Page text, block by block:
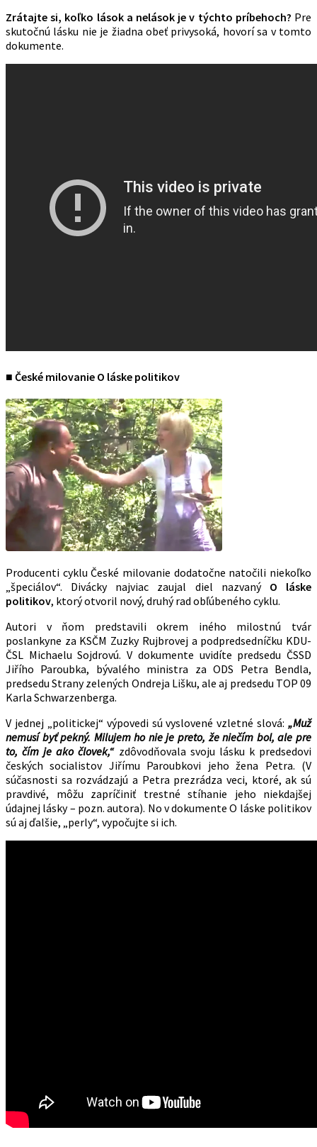
Zrátajte si, koľko lások a nelások je v týchto príbehoch? Pre
skutočnú lásku nie je žiadna obeť privysoká, hovorí sa v tomto
dokumente.
■ České milovanie O láske politikov
Producenti cyklu České milovanie dodatočne natočili niekoľko
„špeciálov“. Divácky najviac zaujal diel nazvaný O láske
politikov, ktorý otvoril nový, druhý rad obľúbeného cyklu.
Autori v ňom predstavili okrem iného milostnú tvár
poslankyne za KSČM Zuzky Rujbrovej a podpredsedníčku KDU-
ČSL Michaelu Sojdrovú. V dokumente uvidíte predsedu ČSSD
Jiřího Paroubka, bývalého ministra za ODS Petra Bendla,
predsedu Strany zelených Ondreja Lišku, ale aj predsedu TOP 09
Karla Schwarzenberga.
V jednej „politickej“ výpovedi sú vyslovené vzletné slová: „Muž
nemusí byť pekný. Milujem ho nie je preto, že niečím bol, ale pre
to, čím je ako človek,“ zdôvodňovala svoju lásku k predsedovi
českých socialistov Jiřímu Paroubkovi jeho žena Petra. (V
súčasnosti sa rozvádzajú a Petra prezrádza veci, ktoré, ak sú
pravdivé, môžu zapríčiniť trestné stíhanie jeho niekdajšej
údajnej lásky – pozn. autora). No v dokumente O láske politikov
sú aj ďalšie, „perly“, vypočujte si ich.